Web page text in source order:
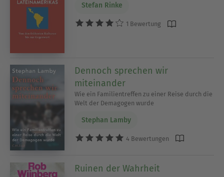
Stefan Rinke
1 Bewertung
Dennoch sprechen wir
miteinander
Wie ein Familientreffen zu einer Reise durch die
Welt der Demagogen wurde
Stephan Lamby
4 Bewertungen
Ruinen der Wahrheit